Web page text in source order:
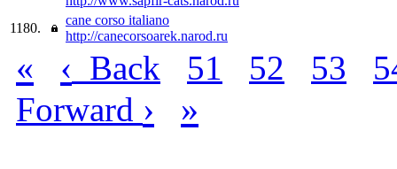
1180.
cane corso italiano
http://canecorsoarek.narod.ru
« ‹ Back 51 52 53
Forward › »